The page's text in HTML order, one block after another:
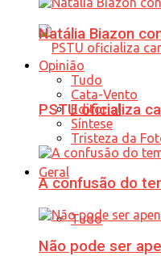
PSTU oficializa
Geral
Tudo
Natália Biazon
Opinião
Tudo
Cata-Vento
Editorial
Síntese
Tristeza da
A confusão do
Não pode ser